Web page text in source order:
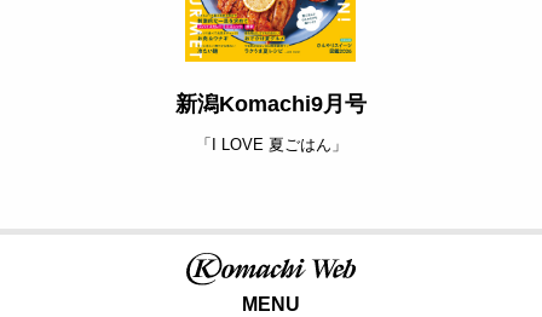
新潟Komachi9月号
「I LOVE 夏ごはん」
MENU